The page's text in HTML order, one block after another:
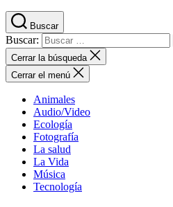
Buscar
Buscar:
Cerrar la búsqueda
Cerrar el menú
Animales
Audio/Video
Ecología
Fotografía
La salud
La Vida
Música
Tecnología